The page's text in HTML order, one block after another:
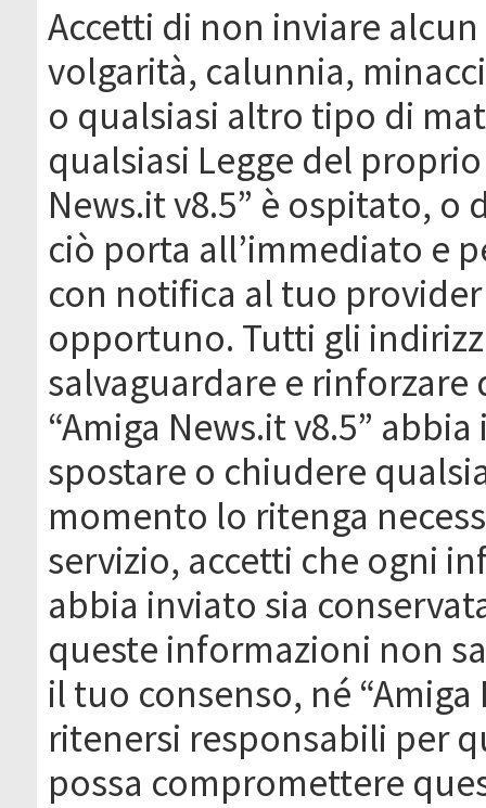
Accetti di non inviare
volgarità, calunnia,
o qualsiasi altro tipo di
qualsiasi Legge del
News.it v8.5” è ospitato, o
ciò porta all’immediato e
con notifica al tuo
opportuno. Tutti gli
salvaguardare e
“Amiga News.it v8.5”
spostare o chiudere
momento lo ritenga
servizio, accetti che ogni
abbia inviato sia
queste informazioni non
il tuo consenso, né
ritenersi responsabili per
possa compromettere